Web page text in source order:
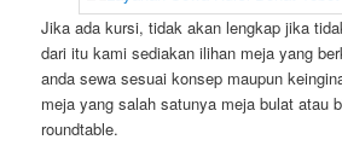
Jika ada kursi, tidak akan lengkap jika
dari itu kami sediakan ilihan meja yang
anda sewa sesuai konsep maupun
meja yang salah satunya meja bulat atau
roundtable.